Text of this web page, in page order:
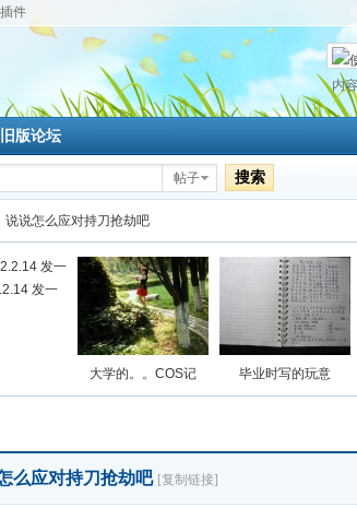
插件
微
内
旧版论坛
帖子 搜索
说说怎么应对持刀抢劫吧
发一
大学的。。COS记 毕业时写的玩意
么应对持刀抢劫吧 [复制链接]